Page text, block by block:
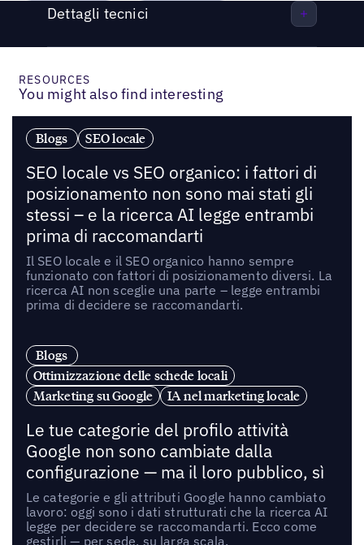
Dettagli tecnici
RESOURCES
You might also find interesting
Blogs SEO locale
SEO locale vs SEO organico: i fattori di
posizionamento non sono mai stati gli
stessi – e la ricerca AI legge entrambi
prima di raccomandarti
Il SEO locale e il SEO organico hanno sempre
funzionato con fattori di posizionamento diversi. La
ricerca AI non sceglie una parte – legge entrambi
prima di decidere se raccomandarti.
Blogs
Ottimizzazione delle schede locali
Marketing su Google
IA nel marketing locale
Le tue categorie del profilo attività
Google non sono cambiate dalla
configurazione — ma il loro pubblico, sì
Le categorie e gli attributi Google hanno cambiato
lavoro: oggi sono i dati strutturati che la ricerca AI
legge per decidere se raccomandarti. Ecco come
gestirli — per sede, su larga scala.